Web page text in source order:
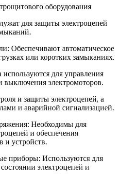
оборудования
для защиты электроцепей
Обеспечивают автоматическое
или коротких замыканиях.
для управления
выключения электромоторов.
и защиты электроцепей, а
и аварийной сигнализацией.
Необходимы для
и обеспечения
и устройств.
приборы: Используются для
электроцепей и